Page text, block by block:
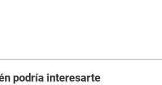
podría interesarte